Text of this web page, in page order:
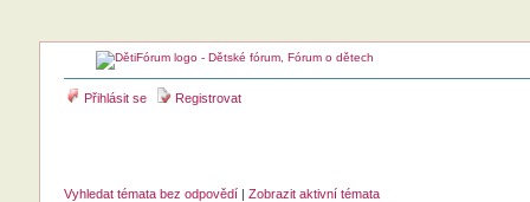
Přihlásit se Registrovat
Vyhledat témata bez odpovědí| Zobrazit aktivní témata